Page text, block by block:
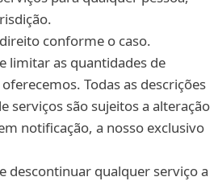
conforme o caso.
limitar as quantidades de
Todas as descrições
serviços são sujeitos a alteração
notificação, a nosso exclusivo
descontinuar qualquer serviço a